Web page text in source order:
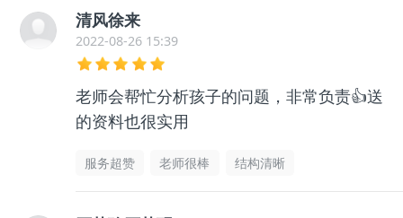
清风徐来
2022-08-26 15:39
老师会帮忙分析孩子的问题，非常负责👍送
的资料也很实用
服务超赞 老师很棒 结构清晰